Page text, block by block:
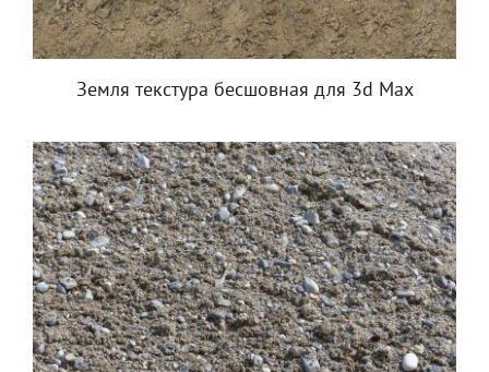
Земля текстура бесшовная для 3d Max